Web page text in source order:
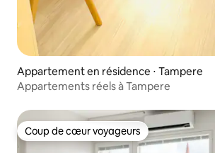
Appartement en résidence ⋅ Tampere
Appartements réels à Tampere
Coup de cœur voyageurs
Coup de cœur voyageurs